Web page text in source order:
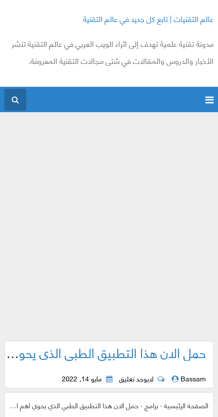
عالم التقنيات | تابع كل جديد في عالم التقنية
مدونة تقنية علمية تهدف إلى اثراء الويب العربي في عالم التقنية تنشر
الأخبار والدروس والمقالات في شتى مجالات التقنية المعروفة.
حمل الان هذا التطبيق الطبي الذي يحوي اهم الحالات الموجودة بمنهاج ستيب 2
Bassam لايوجد تعليق مايو 14, 2022
الصفحة الرئيسية›برامج›حمل الان هذا التطبيق الطبي الذي يحوي اهم الحالات الموجودة بمنهاج ستيب 2